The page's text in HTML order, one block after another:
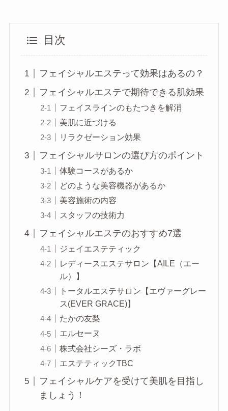
目次
フェイシャルエステって効果はあるの？
フェイシャルエステで期待できる肌効果
フェイスラインのもたつきを解消
美肌に近づける
リラクゼーション効果
フェイシャルサロンの選び方のポイント
体験コースがあるか
どのような美容機器があるか
美容施術の内容
スタッフの技術力
フェイシャルエステのおすすめ7選
ジェイエステティック
レディースエステサロン【AILE（エー
ル）】
トータルエステサロン【エヴァーグレー
ス(EVER GRACE)】
たかの友梨
エルセーヌ
株式会社シーズ・ラボ
エステティックTBC
フェイシャルケアを受けて美肌を目指し
ましょう！